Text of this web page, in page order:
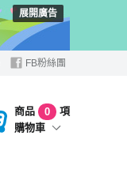
展開廣告
FB粉絲團
商品 0
項
購物車